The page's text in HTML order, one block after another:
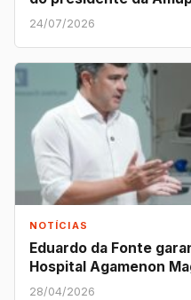
24/07/2026
NOTÍCIAS
Eduardo da Fonte
Hospital Agamenon
28/04/2026